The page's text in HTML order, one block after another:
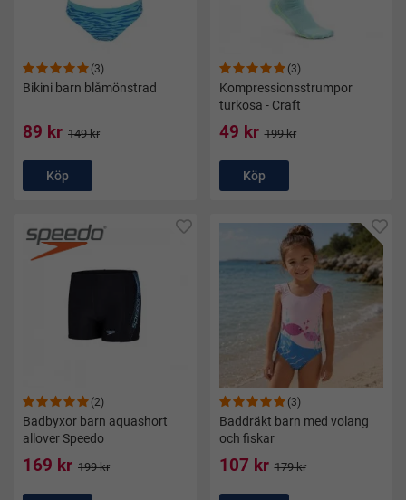
(3)
Bikini barn blåmönstrad
89 kr 149 kr
Köp
(3)
Kompressionsstrumpor
turkosa - Craft
49 kr 199 kr
Köp
(2)
Badbyxor barn aquashort
allover Speedo
169 kr 199 kr
(3)
Baddräkt barn med volang
och fiskar
107 kr 179 kr